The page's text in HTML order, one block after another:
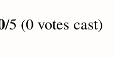
/5 (0 votes cast)